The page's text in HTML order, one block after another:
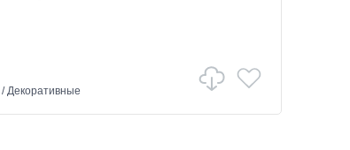
/Декоративные